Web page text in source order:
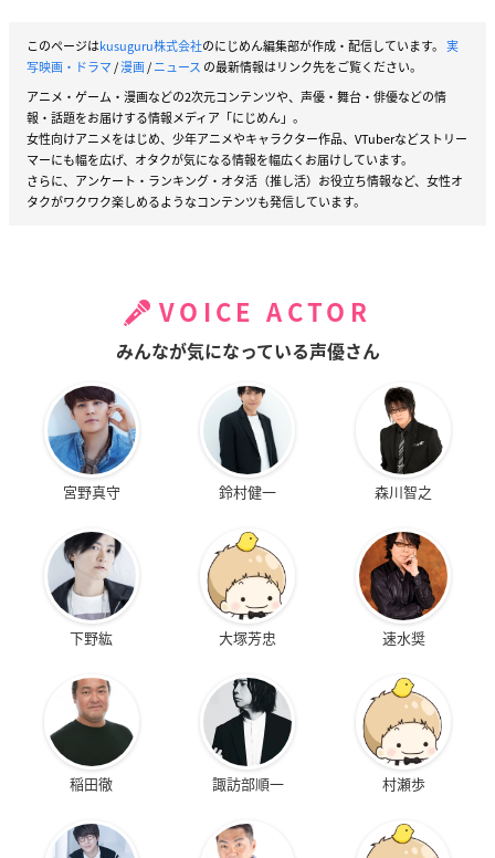
このページはkusuguru株式会社のにじめん編集部が作成・配信しています。 実
写映画・ドラマ/漫画/ニュース の最新情報はリンク先をご覧ください。
アニメ・ゲーム・漫画などの2次元コンテンツや、声優・舞台・俳優などの情
報・話題をお届けする情報メディア「にじめん」。
女性向けアニメをはじめ、少年アニメやキャラクター作品、VTuberなどストリー
マーにも幅を広げ、オタクが気になる情報を幅広くお届けしています。
さらに、アンケート・ランキング・オタ活（推し活）お役立ち情報など、女性オ
タクがワクワク楽しめるようなコンテンツも発信しています。
VOICE ACTOR
みんなが気になっている声優さん
宮野真守 鈴村健一 森川智之
下野紘 大塚芳忠 速水奨
稲田徹 諏訪部順一 村瀬歩